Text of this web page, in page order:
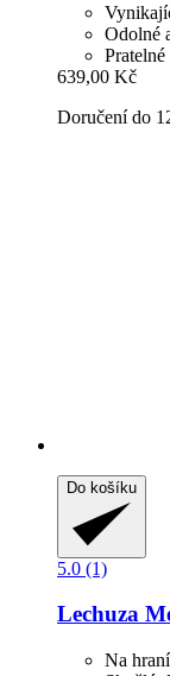
Odolné
639,00 Kč
Doručení do
Do košíku
5.0 (1)
Lechuza
Na